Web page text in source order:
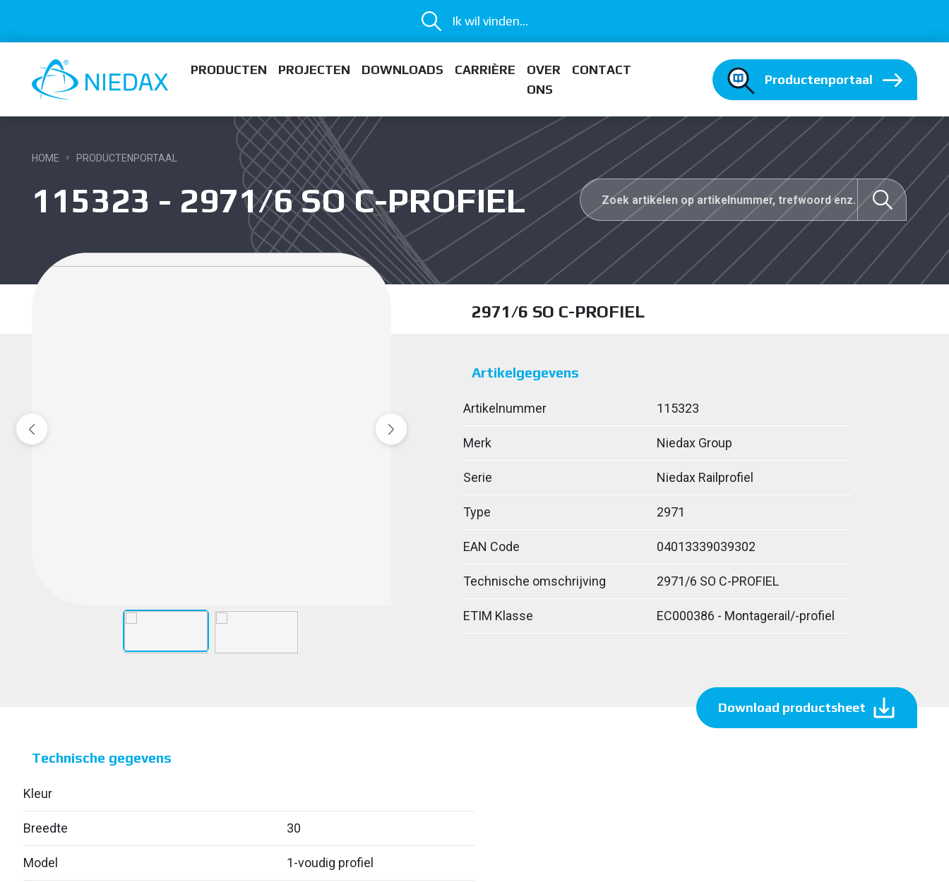
Ik wil vinden...
PRODUCTEN PROJECTEN DOWNLOADS CARRIÈRE
OVER
ONS
CONTACT
Productenportaal
HOME PRODUCTENPORTAAL
115323 - 2971/6 SO C-PROFIEL
2971/6 SO C-PROFIEL
Artikelgegevens
Artikelnummer 115323
Merk Niedax Group
Serie Niedax Railprofiel
Type 2971
EAN Code 04013339039302
Technische omschrijving 2971/6 SO C-PROFIEL
ETIM Klasse EC000386 - Montagerail/-profiel
Download productsheet
Technische gegevens
Kleur
Breedte 30
Model 1-voudig profiel